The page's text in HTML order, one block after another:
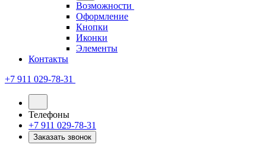
Возможности
Оформление
Кнопки
Иконки
Элементы
Контакты
+7 911 029-78-31
Телефоны
+7 911 029-78-31
Заказать звонок